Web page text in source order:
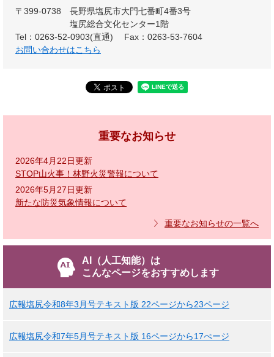
〒399-0738
長野県塩尻市大門七番町4番3号
塩尻総合文化センター1階
Tel：0263-52-0903(直通)
Fax：0263-53-7604
お問い合わせはこちら
重要なお知らせ
2026年4月22日更新
STOP山火事！林野火災警報について
2026年5月27日更新
新たな防災気象情報について
重要なお知らせの一覧へ
AI（人工知能）は
こんなページをおすすめします
広報塩尻令和8年3月号テキスト版 22ページから23ページ
広報塩尻令和7年5月号テキスト版 16ページから17ぺージ